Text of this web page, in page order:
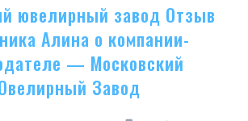
ювелирный завод Отзыв
Алина о компании-
— Московский
Завод